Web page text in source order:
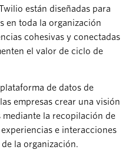
están diseñadas para
en toda la organización
cohesivas y conectadas
el valor de ciclo de
de datos de
empresas crear una visión
mediante la recopilación de
e interacciones
la organización.